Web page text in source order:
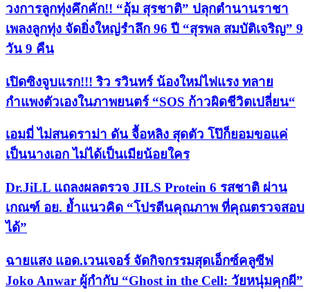
วงการลูกทุ่งคึกคัก!! “อุ้ม สุรชาติ” ปลุกตำนานราชา
เพลงลูกทุ่ง จัดยิ่งใหญ่รำลึก 96 ปี “สุรพล สมบัติเจริญ” 9
วัน 9 คืน
เปิดซิงจูบแรก!!! ริว รวินทร์ น้องใหม่ไฟแรง ทลาย
กำแพงตัวเองในภาพยนตร์ “SOS ก้าวผิดชีวิตเปลี่ยน“
เอมมี่ ไม่สนดราม่า ดัน จื้อหลิง สุดตัว โป๊ก็ยอมขอแค่
เป็นนางเอก ไม่ได้เป็นเมียน้อยใคร
Dr.JiLL แถลงผลตรวจ JILS Protein 6 รสชาติ ผ่าน
เกณฑ์ อย. ย้ำแนวคิด “โปรตีนคุณภาพ ที่คุณตรวจสอบ
ได้”
ฉายแสง แอด.เวนเจอร์ จัดกิจกรรมสุดเอ็กซ์คลูซีฟ
Joko Anwar ผู้กำกับ “Ghost in the Cell: วัยหนุ่มคุกผี”